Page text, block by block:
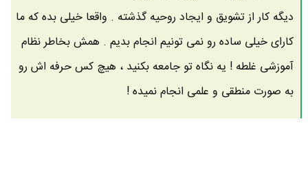
دیگه کار از تشویق و ایجاد روحیه گذشته . واقعا خیلی بده که ما
کارای خیلی ساده رو نمی تونیم انجام بدیم . همش بخاطر نظام
آموزشی غلطه ! یه نگاه تو جامعه بکنید ، هیچ کس حرفه اش رو
به صورت منطقی و علمی انجام نمیده !